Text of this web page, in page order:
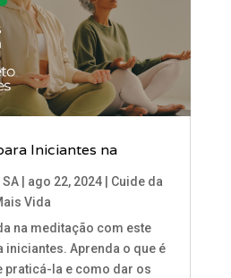
Iniciantes na
| ago 22, 2024| Cuide da
Vida
na meditação com este
iniciantes. Aprenda o que é
praticá-la e como dar os